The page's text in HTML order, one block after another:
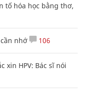
tố hóa học bằng thơ,
nhớ 106
xin HPV: Bác sĩ nói